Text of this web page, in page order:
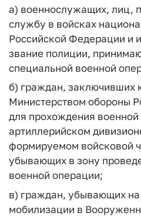
а) военнослужащих, лиц,
службу в войсках
Российской Федерации и
звание полиции,
специальной военной
б) граждан, заключивших
Министерством обороны
для прохождения
артиллерийском
формируемом войсковой
убывающих в зону
военной операции;
в) граждан, убывающих
мобилизации в